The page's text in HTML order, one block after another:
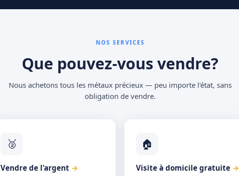
NOS SERVICES
Que pouvez-vous vendre?
Nous achetons tous les métaux précieux — peu importe l'état, sans
obligation de vendre.
🥈
Vendre de l'argent →
🏠
Visite à domicile gratuite →